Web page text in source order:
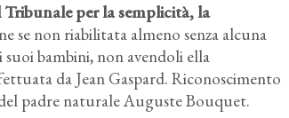
Tribunaleper la semplicità, la
se non riabilitata almeno senza alcuna
bambini, non avendoli ella
da Jean Gaspard. Riconoscimento
padre naturale Auguste Bouquet.